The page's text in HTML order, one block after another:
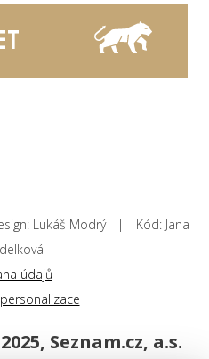
Lukáš Modrý
Kód: Jana
údajů
Seznam.cz, a.s.